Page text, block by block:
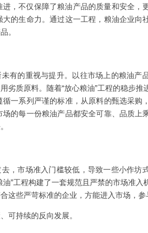
，不仅保障了粮油产品的质量和安全，
的生命力。通过这一工程，粮油企业向
。
有的重视与提升。以往市场上的粮油产
质原料。随着“放心粮油”工程的稳步推
一系列严谨的标准，从原料的甄选采购
的每一份粮油产品都安全可靠、品质上
，市场准入门槛较低，导致一些小作坊
”工程构建了一套规范且严禁的市场准入
这些严苛标准的企业，方能进入市场，参
可持续的反向发展。